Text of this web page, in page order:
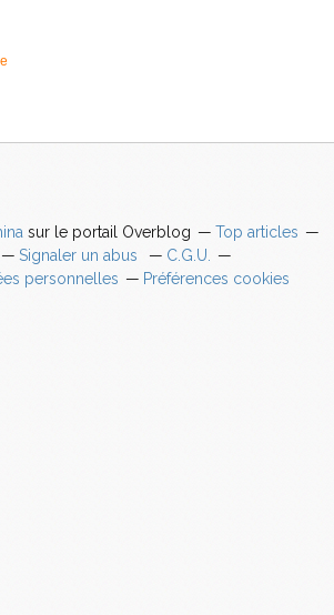
sur le portail Overblog
Top articles
Signaler un abus
C.G.U.
personnelles
Préférences cookies